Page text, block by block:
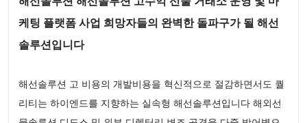
케팅 플랫폼 사업 희망자들의 완벽한 돌파구가 될 해선
솔루션입니다
해선솔루션 고 비용의 개발비용을 혁신적으로 절감하면서도 퀄
리티는 하이엔드를 지향하는 실속형 해선솔루션입니다 해외선